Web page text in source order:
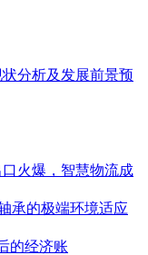
分析及发展前景预
火爆，智慧物流成
承的极端环境适应
的经济账